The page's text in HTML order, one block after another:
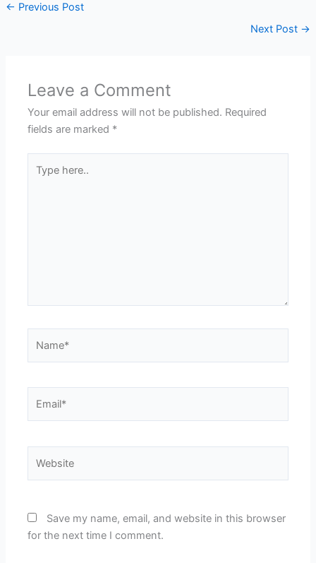
← Previous Post
Next Post →
Leave a Comment
Your email address will not be published. Required
fields are marked *
here..
Save my name, email, and website in this browser
for the next time I comment.